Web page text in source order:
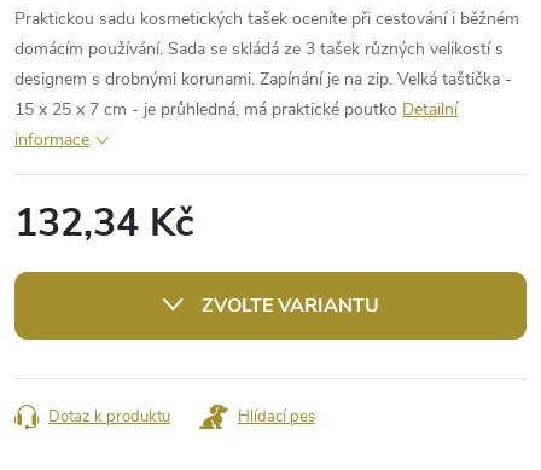
Praktickou sadu kosmetických tašek oceníte při cestování i běžném
domácím používání. Sada se skládá ze 3 tašek různých velikostí s
designem s drobnými korunami. Zapínání je na zip. Velká taštička -
15 x 25 x 7 cm - je průhledná, má praktické poutko Detailní
informace
132,34 Kč
cena:
ZVOLTE VARIANTU
Dotaz k produktu Hlídací pes